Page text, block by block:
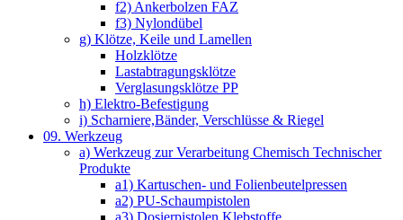
f2) Ankerbolzen FAZ
f3) Nylondübel
g) Klötze, Keile und Lamellen
Holzklötze
Lastabtragungsklötze
Verglasungsklötze PP
h) Elektro-Befestigung
i) Scharniere,Bänder, Verschlüsse & Riegel
09. Werkzeug
a) Werkzeug zur Verarbeitung Chemisch Technischer
Produkte
a1) Kartuschen- und Folienbeutelpressen
a2) PU-Schaumpistolen